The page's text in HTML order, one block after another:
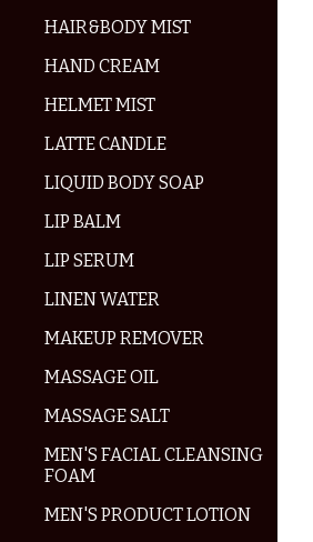
HAIR&BODY MIST
HAND CREAM
HELMET MIST
LATTE CANDLE
LIQUID BODY SOAP
LIP BALM
LIP SERUM
LINEN WATER
MAKEUP REMOVER
MASSAGE OIL
MASSAGE SALT
MEN'S FACIAL CLEANSING
FOAM
MEN'S PRODUCT LOTION